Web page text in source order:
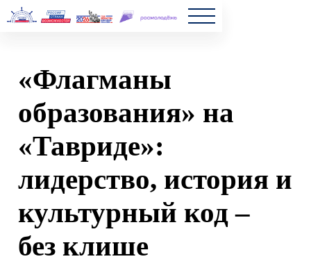
образования» на
«Тавриде»:
лидерство, история и
культурный код –
без клише
2025-08-04 13:11